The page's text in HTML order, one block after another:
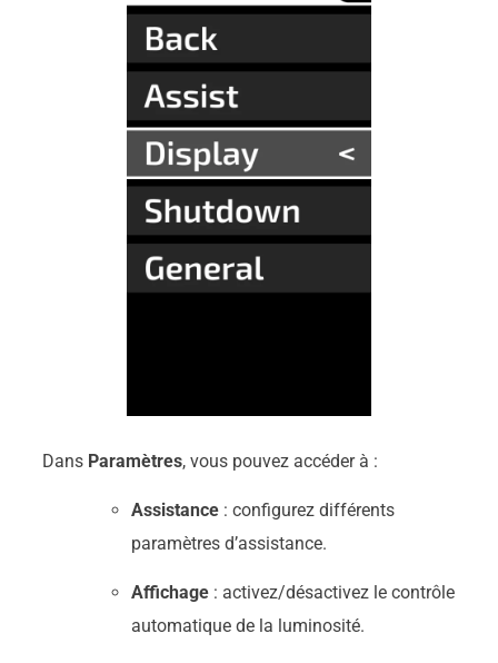
Dans Paramètres, vous pouvez accéder à :
Assistance: configurez différents
paramètres d’assistance.
Affichage: activez/désactivez le contrôle
automatique de la luminosité.